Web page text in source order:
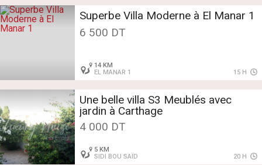
Superbe Villa Moderne à El Manar 1
6 500 DT
14 KM
EL MANAR 1
15 H
Une belle villa S3 Meublés avec
jardin à Carthage
4 000 DT
5 KM
SIDI BOU SAÏD
20 H